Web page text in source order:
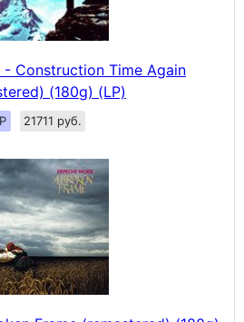
- Construction Time Again
(180g) (LP)
21711 руб.